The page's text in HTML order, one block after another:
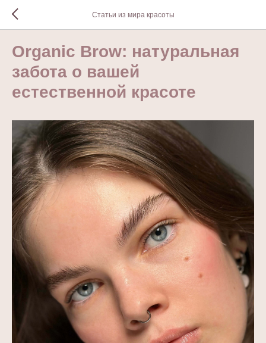
Статьи из мира красоты
Organic Brow: натуральная
забота о вашей
естественной красоте